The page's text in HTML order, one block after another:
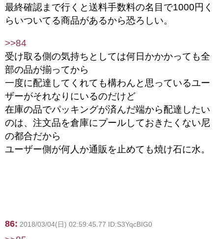
最終確認まで行くと送料手数料の名目で1000円く
らいついてる商品があるから恐ろしい。
>>84
受け取る側の気持ちとしては何日かかかっても全
部の品が揃ってから
一度に配達してくれても構わんと思っているユー
ザーがそれなりにいるのだけど
在庫の品でパッキングが済んだ端から配達したい
のは、注文品を倉庫にプールしておきたくない尼
の都合だから
ユーザー側が何人か通販を止めても焼け石に水。
86: 2018/03/04(日) 02:59:45.77 ID:S3YqcBIG0